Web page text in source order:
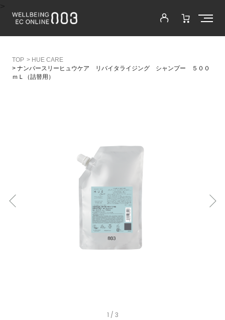
> HUE CARE
> ナンバースリーヒュウケア リバイタライジング シャンプー ５００
ｍＬ（詰替用）
1 / 3